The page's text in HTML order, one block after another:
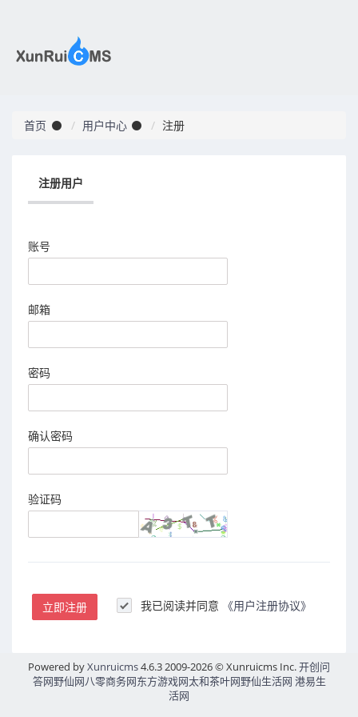
首页 用户中心 注册
注册用户
账号
邮箱
密码
确认密码
验证码
立即注册 我已阅读并同意 《用户注册协议》
Powered byXunruicms4.6.3 2009-2026 © Xunruicms Inc.开创问
答网野仙网八零商务网东方游戏网太和茶叶网野仙生活网 港易生
活网